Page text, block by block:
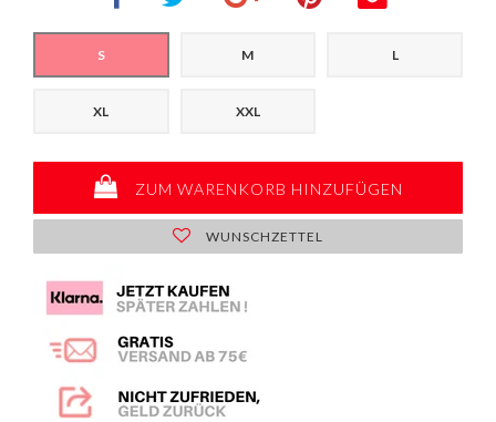
S M L
XL XXL
ZUM WARENKORB HINZUFÜGEN
WUNSCHZETTEL